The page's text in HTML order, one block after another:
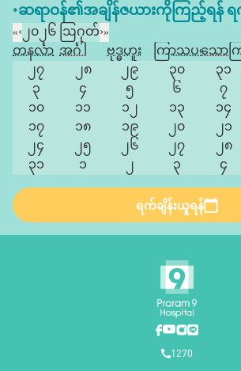
*ဆရာဝန်၏အချိန်ဇယားကိုကြည့်ရန် ရ
«‹ ၂၀၂၆ ဩဂုတ်›»
တနင်္လာ အင်္ဂါ ဗုဒ္ဓဟူး ကြာသပတေး
သောက
၂၇
၂၈ ၂၉ ၃၀ ၃၁
၃
၄ ၅ ၆ ၇
၁၀
၁၁ ၁၂ ၁၃ ၁၄
၁၇
၁၈ ၁၉ ၂၀ ၂၁
၂၄
၂၅ ၂၆ ၂၇ ၂၈
၃၁
၁ ၂ ၃ ၄
ရက်ချိန်းယူရန်
1270